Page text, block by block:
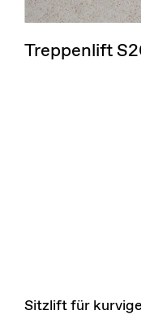
Treppenlift
Sitzlift für